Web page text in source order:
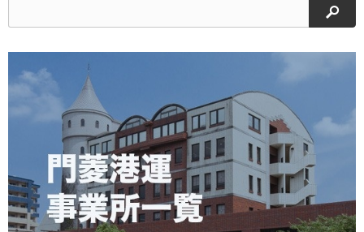
検索